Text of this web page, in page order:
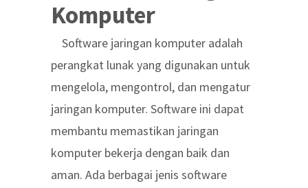
Komputer
Software jaringan komputer adalah
perangkat lunak yang digunakan untuk
mengelola, mengontrol, dan mengatur
jaringan komputer. Software ini dapat
membantu memastikan jaringan
komputer bekerja dengan baik dan
aman. Ada berbagai jenis software